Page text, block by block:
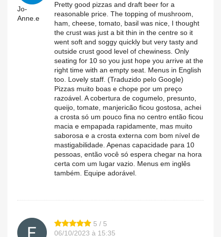
Jo-
Anne.e
Pretty good pizzas and draft beer for a
reasonable price. The topping of mushroom,
ham, cheese, tomato, basil was nice, I thought
the crust was just a bit thin in the centre so it
went soft and soggy quickly but very tasty and
outside crust good level of chewiness. Only
seating for 10 so you just hope you arrive at the
right time with an empty seat. Menus in English
too. Lovely staff. (Traduzido pelo Google)
Pizzas muito boas e chope por um preço
razoável. A cobertura de cogumelo, presunto,
queijo, tomate, manjericão ficou gostosa, achei
a crosta só um pouco fina no centro então ficou
macia e empapada rapidamente, mas muito
saborosa e a crosta externa com bom nível de
mastigabilidade. Apenas capacidade para 10
pessoas, então você só espera chegar na hora
certa com um lugar vazio. Menus em inglês
também. Equipe adorável.
5 / 5
06/10/2023 à 15:35